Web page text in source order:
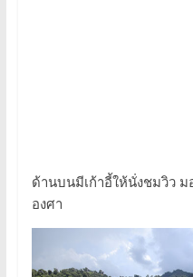
ด้านบนมีเก้าอี้ให้นั่งชมวิว ม
องศา